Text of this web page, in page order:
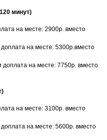
минут)
на месте: 2900р. вместо
на месте: 5300р.вместо
на месте: 7750р. вместо
на месте: 3100р. вместо
на месте: 5600р. вместо